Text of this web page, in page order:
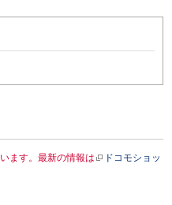
ます。最新の情報は
ドコモショッ